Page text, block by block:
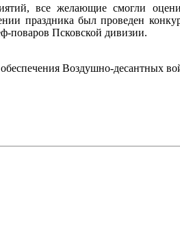
все желающие смогли
праздника был проведен
поваров Псковской дивизии.
Воздушно-десантных